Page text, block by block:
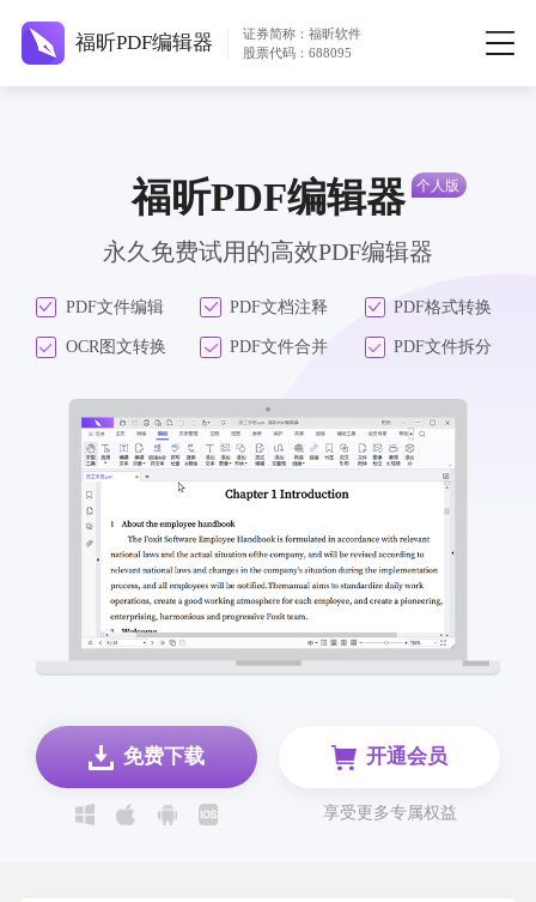
福昕PDF编辑器
证券简称：福昕软件
股票代码：688095
福昕PDF编辑器
永久免费试用的高效PDF编辑器
PDF文件编辑 PDF文档注释 PDF格式转换
OCR图文转换 PDF文件合并 PDF文件拆分
免费下载 开通会员
享受更多专属权益